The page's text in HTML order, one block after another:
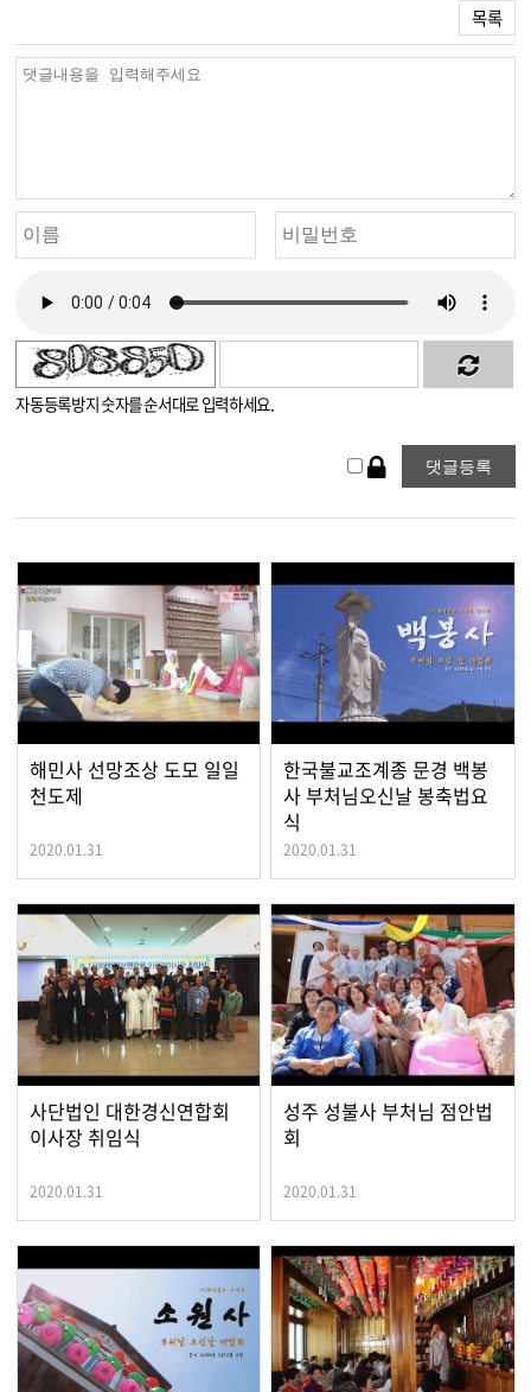
목록
자동등록방지 숫자를 순서대로 입력하세요.
해민사 선망조상 도모 일일
천도제
2020.01.31
한국불교조계종 문경 백봉
사 부처님오신날 봉축법요
식
2020.01.31
사단법인 대한경신연합회
이사장 취임식
2020.01.31
성주 성불사 부처님 점안법
회
2020.01.31